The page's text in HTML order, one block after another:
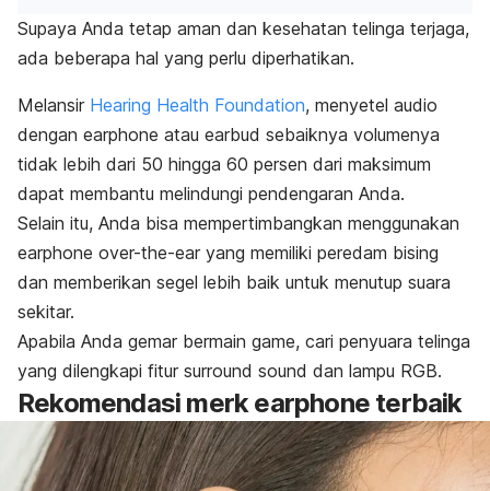
Supaya Anda tetap aman dan kesehatan telinga terjaga,
ada beberapa hal yang perlu diperhatikan.
Melansir Hearing Health Foundation, menyetel audio
dengan earphone atau earbud sebaiknya volumenya
tidak lebih dari 50 hingga 60 persen dari maksimum
dapat membantu melindungi pendengaran Anda.
Selain itu, Anda bisa mempertimbangkan menggunakan
earphone over-the-ear yang memiliki peredam bising
dan memberikan segel lebih baik untuk menutup suara
sekitar.
Apabila Anda gemar bermain game, cari penyuara telinga
yang dilengkapi fitur surround sound dan lampu RGB.
Rekomendasi merk earphone terbaik